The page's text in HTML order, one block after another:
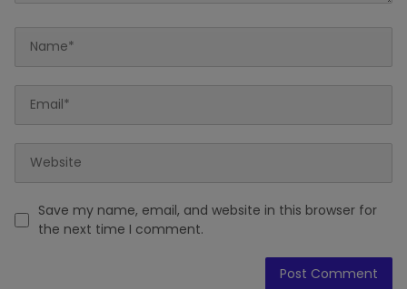
Save my name, email, and website in this browser for
the next time I comment.